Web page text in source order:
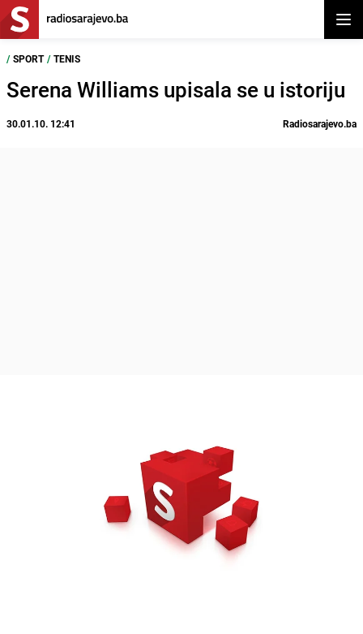
/ SPORT / TENIS
Serena Williams upisala se u istoriju
30.01.10. 12:41 Radiosarajevo.ba